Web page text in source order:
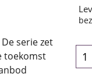
serie zet
toekomst